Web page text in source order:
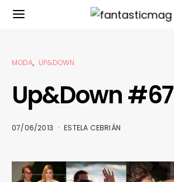
MODA UP&DOWN
Up&Down #67
07/06/2013 ESTELA CEBRIÁN